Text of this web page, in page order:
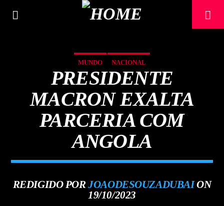
MUNDO NACIONAL
PRESIDENTE
MACRON EXALTA
PARCERIA COM
ANGOLA
REDIGIDO PORJOAODESOUZADUBAION
19/10/2023